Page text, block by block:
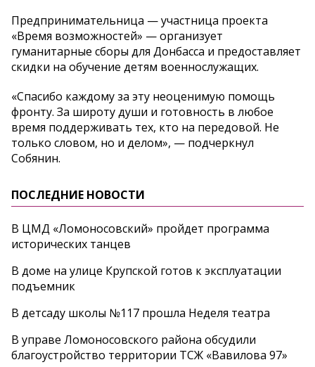
Предпринимательница — участница проекта
«Время возможностей» — организует
гуманитарные сборы для Донбасса и предоставляет
скидки на обучение детям военнослужащих.
«Спасибо каждому за эту неоценимую помощь
фронту. За широту души и готовность в любое
время поддерживать тех, кто на передовой. Не
только словом, но и делом», — подчеркнул
Собянин.
ПОСЛЕДНИЕ НОВОСТИ
В ЦМД «Ломоносовский» пройдет программа
исторических танцев
В доме на улице Крупской готов к эксплуатации
подъемник
В детсаду школы №117 прошла Неделя театра
В управе Ломоносовского района обсудили
благоустройство территории ТСЖ «Вавилова 97»